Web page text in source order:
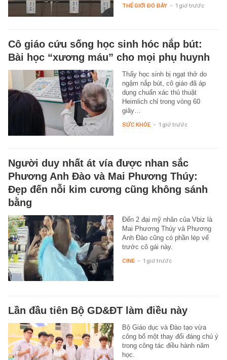
THẾ GIỚI ĐÓ ĐÂY - 1 giờ trước
Cô giáo cứu sống học sinh hóc nắp bút:
Bài học “xương máu” cho mọi phụ huynh
Thấy học sinh bị ngạt thở do
ngậm nắp bút, cô giáo đã áp
dụng chuẩn xác thủ thuật
Heimlich chỉ trong vòng 60
giây…
SỨC KHỎE - 1 giờ trước
Người duy nhất át vía được nhan sắc
Phương Anh Đào và Mai Phương Thúy:
Đẹp đến nỗi kim cương cũng không sánh
bằng
Đến 2 đại mỹ nhân của Vbiz là
Mai Phương Thúy và Phương
Anh Đào cũng có phần lép vế
trước cô gái này.
CINE - 1 giờ trước
Lần đầu tiên Bộ GD&ĐT làm điều này
Bộ Giáo dục và Đào tạo vừa
công bố một thay đổi đáng chú ý
trong công tác điều hành năm
học.